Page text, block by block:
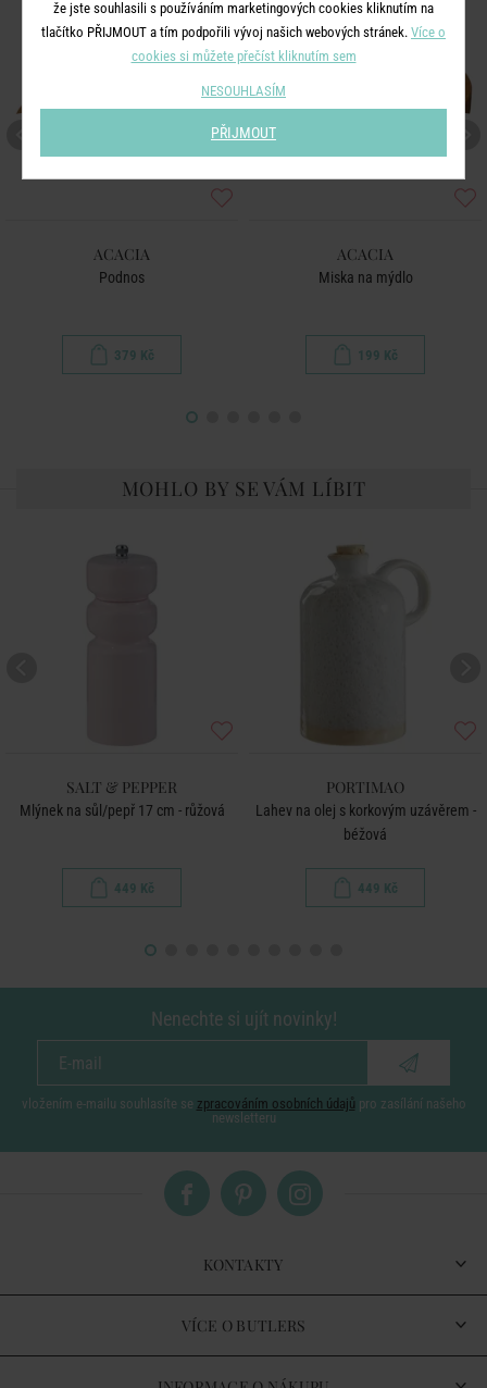
ACACIA
Podnos
379 Kč
ACACIA
Miska na mýdlo
199 Kč
MOHLO BY SE VÁM LÍBIT
SALT & PEPPER
Mlýnek na sůl/pepř 17 cm - růžová
449 Kč
PORTIMAO
Lahev na olej s korkovým uzávěrem -
béžová
449 Kč
Nenechte si ujít novinky!
vložením e-mailu souhlasíte se zpracováním osobních údajů pro zasílání našeho
newsletteru
KONTAKTY
VÍCE O BUTLERS
že jste souhlasili s používáním marketingových cookies kliknutím na
tlačítko PŘIJMOUT a tím podpořili vývoj našich webových stránek. Více o
cookies si můžete přečíst kliknutím sem
NESOUHLASÍM
PŘIJMOUT